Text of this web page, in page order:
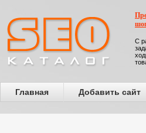
С
Главная Добавить сайт